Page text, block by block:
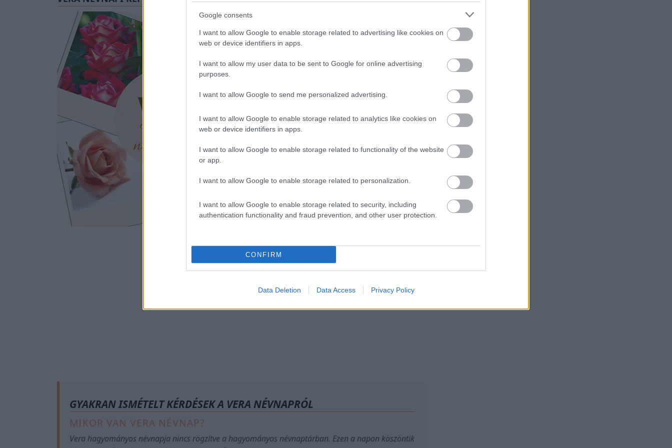
Google consents
I want to allow Google to enable storage related to advertising like cookies on
web or device identifiers in apps.
I want to allow my user data to be sent to Google for online advertising
purposes.
I want to allow Google to send me personalized advertising.
I want to allow Google to enable storage related to analytics like cookies on
web or device identifiers in apps.
I want to allow Google to enable storage related to functionality of the website
or app.
I want to allow Google to enable storage related to personalization.
I want to allow Google to enable storage related to security, including
authentication functionality and fraud prevention, and other user protection.
CONFIRM
Data Deletion Data Access Privacy Policy
Megosztom Facebookon
Ez is érdekelhet
GYAKRAN ISMÉTELT KÉRDÉSEK A VERA NÉVNAPRÓL
MIKOR VAN VERA NÉVNAP?
Vera hagyományos névnapja nincs rögzítve a hagyományos névnaptárban. Ezen a napon köszöntik